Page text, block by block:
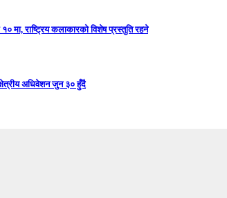
मा, राष्ट्रिय कलाकारको विशेष प्रस्तुति रहने
अधिवेशन जुन ३० हुँदै